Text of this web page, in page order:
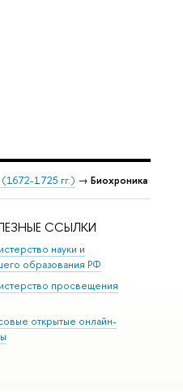
1725 гг.) → Биохроника
ССЫЛКИ
науки и
образования РФ
просвещения
открытые онлайн-